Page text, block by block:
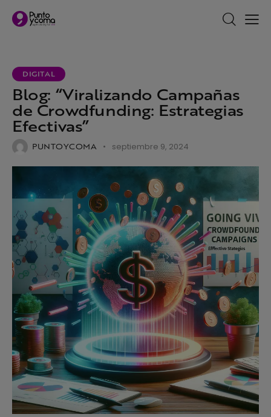
DIGITAL
Blog: “Viralizando Campañas
de Crowdfunding: Estrategias
Efectivas”
PUNTOYCOMA septiembre 9, 2024